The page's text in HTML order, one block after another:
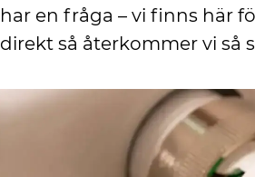
har en fråga – vi finns här
direkt så återkommer vi så